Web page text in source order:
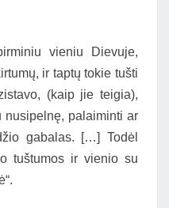
vieniu Dievuje,
ir taptų tokie tušti
(kaip jie teigia),
nusipelnę, palaiminti ar
gabalas. […] Todėl
tuštumos ir vienio su